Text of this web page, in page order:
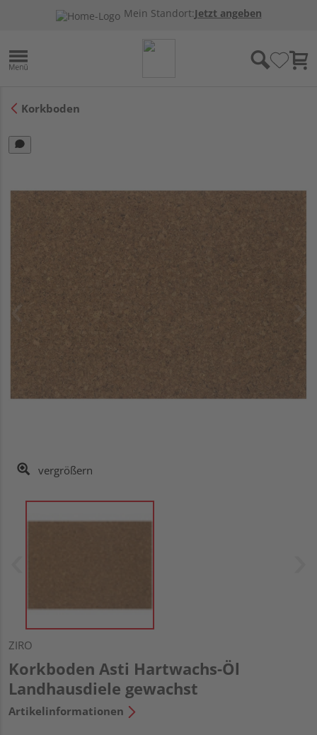
Mein Standort:Jetzt angeben
Korkboden
vergrößern
ZIRO
Korkboden Asti Hartwachs-Öl
Landhausdiele gewachst
Artikelinformationen